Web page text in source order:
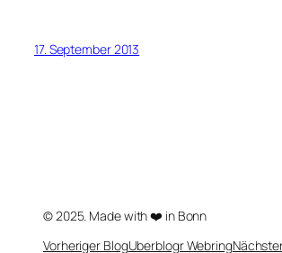
17. September 2013
© 2025. Made with ❤️ in Bonn
Vorheriger BlogUberblogr Webring